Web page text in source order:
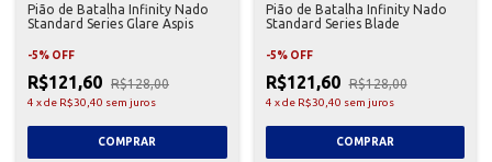
Pião de Batalha Infinity Nado
Standard Series Glare Aspis
-5% OFF
R$121,60 R$128,00
4 xde R$30,40 sem juros
Pião de Batalha Infinity Nado
Standard Series Blade
-5% OFF
R$121,60 R$128,00
4 xde R$30,40 sem juros